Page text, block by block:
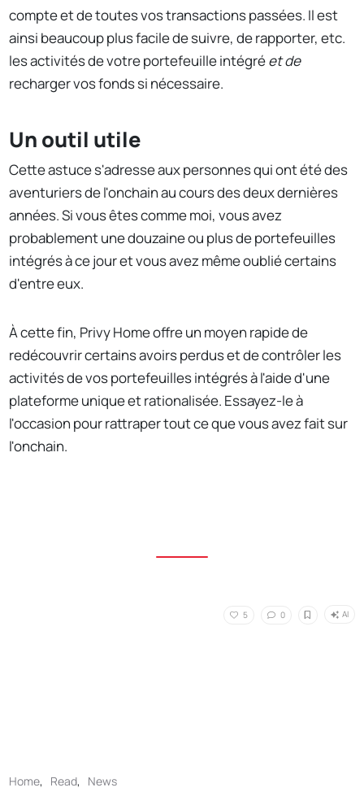
compte et de toutes vos transactions passées. Il est
ainsi beaucoup plus facile de suivre, de rapporter, etc.
les activités de votre portefeuille intégréet de
recharger vos fonds si nécessaire.
Un outil utile
Cette astuce s'adresse aux personnes qui ont été des
aventuriers de l'onchain au cours des deux dernières
années. Si vous êtes comme moi, vous avez
probablement une douzaine ou plus de portefeuilles
intégrés à ce jour et vous avez même oublié certains
d'entre eux.
À cette fin, Privy Home offre un moyen rapide de
redécouvrir certains avoirs perdus et de contrôler les
activités de vos portefeuilles intégrés à l'aide d'une
plateforme unique et rationalisée. Essayez-le à
l'occasion pour rattraper tout ce que vous avez fait sur
l'onchain.
5 0 AI
Home, Read, News